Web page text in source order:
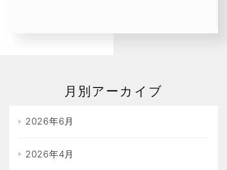
月別アーカイブ
2026年6月
2026年4月